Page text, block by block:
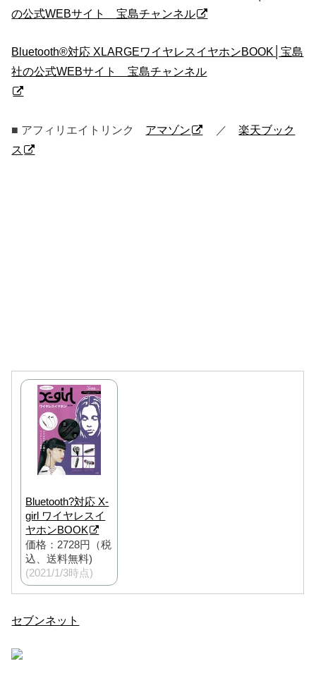
の公式WEBサイト 宝島チャンネル
Bluetooth®対応 XLARGEワイヤレスイヤホンBOOK│宝島
社の公式WEBサイト 宝島チャンネル
■ アフィリエイトリンク アマゾン ／楽天ブック
ス
Bluetooth?対応 X-
girl ワイヤレスイ
ヤホンBOOK
価格：2728円（税
込、送料無料)
(2021/1/3時点)
セブンネット